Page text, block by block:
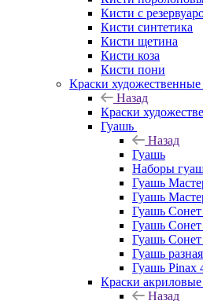
Кисти с
Кисти синтетика
Кисти щетина
Кисти коза
Кисти пони
Краски художественные
Назад
Краски
Гуашь
Назад
Гуашь
Наборы
Гуашь
Гуашь
Гуашь
Гуашь
Гуашь Сонет
Гуашь
Гуашь Pinax
Краски акриловые
Назад